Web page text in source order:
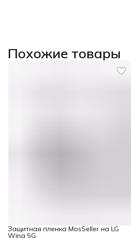
Похожие товары
Защитная пленка MosSeller на LG
Wing 5G